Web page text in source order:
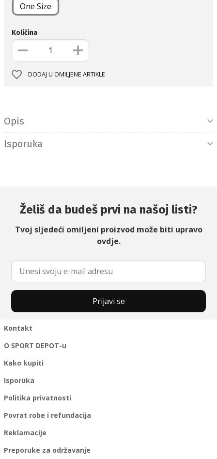
One Size
Količina
DODAJ U OMILJENE ARTIKLE
Opis
Isporuka
Želiš da budeš prvi na našoj listi?
Tvoj sljedeći omiljeni proizvod može biti upravo
ovdje.
Prijavi se
Kontakt
O SPORT DEPOT-u
Kako kupiti
Isporuka
Politika privatnosti
Povrat robe i refundacija
Reklamacije
Preporuke za održavanje